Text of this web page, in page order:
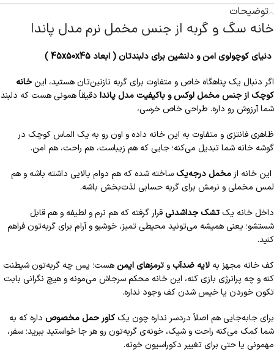
توضیحات
خانه سگ و گربه از جنس مخمل نرم مدل پاندا
دنیای کوچولوی امن و دلنشین برای دلبندتان ( ابعاد 45x50x45 )
اگر دنبال یک پناهگاه خاص و متفاوت برای گربه نازنین‌تان هستید، این خانه
کوچک از جنس مخمل لوکس و باکیفیت مدل پاندا دقیقاً همونی هست که دلبند
شما آرزوش رو داره. طراحی خاص خرسی،
ظاهری فانتزی و متفاوت به این خانه داده و اون رو به یک الماس کوچک در
گوشه خانه شما تبدیل می‌کنه؛ جایی که هم زیباست، هم راحت، هم امن.
این خانه ازمخمل درجه‌یک ساخته شده که هم دوام بالایی داشته باشه و هم
لمس مخملی و نرمش برای گربه حسابی لذت‌بخش باشه.
داخل خانه یک تشک جداشدنیقرار گرفته که هم نرم و لطیفه و هم قابل
شستشو؛ یعنی همیشه می‌تونید محیطی تمیز، خوشبو و آرام برای گربه‌تون فراهم
کنید.
کف خانه مجهز به لایه ضدآب وترمزهای ایمن هست؛ پس چه گربه‌تون شیطنت
کنه و چه پرانرژی بازی کنه، این خانه محکم سرجاش می‌مونه و هیچ نگرانی بابت
تکون خوردن یا خیس شدن کف وجود نداره.
برای جابه‌جایی هم اصلاً دردسر نداره چون یک کاور حمل مخصوص داره که به
شما کمک می‌کنه راحت و شیک، خونه‌ی گربه‌تون رو هر جا خواستید ببرید؛ سفر،
مهمونی یا حتی برای تغییر دکوراسیون خونه.